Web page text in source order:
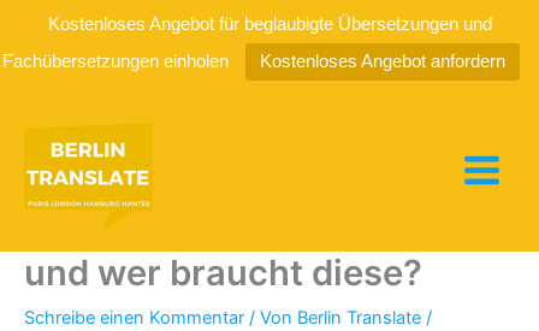
Kostenloses Angebot für beglaubigte Übersetzungen und
Fachübersetzungen einholen
Kostenloses Angebot anfordern
springen
und wer braucht diese?
Schreibe einen Kommentar / Von Berlin Translate /